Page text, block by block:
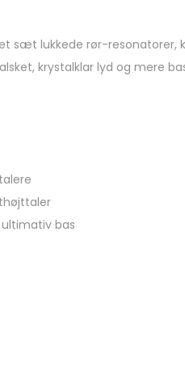
sæt lukkede rør-
krystalklar lyd og mere
bas